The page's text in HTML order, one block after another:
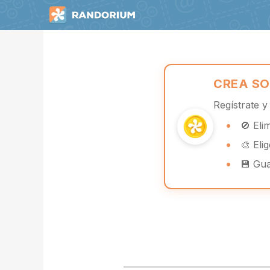
CREA
Regístrate
🚫
🎨
💾